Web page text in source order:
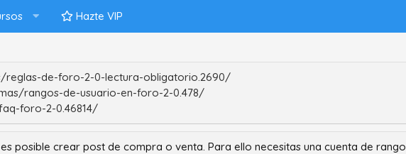
Hazte VIP
de-foro-2-0-lectura-obligatorio.2690/
rangos-de-usuario-en-foro-2-0.478/
foro-2-0.46814/
posible crear post de compra o venta. Para ello necesitas una cuenta de rango